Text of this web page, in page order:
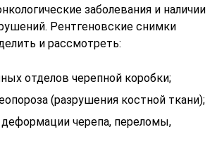
заболевания и наличии
Рентгеновские снимки
и рассмотреть:
отделов черепной коробки;
(разрушения костной ткани);
черепа, переломы,